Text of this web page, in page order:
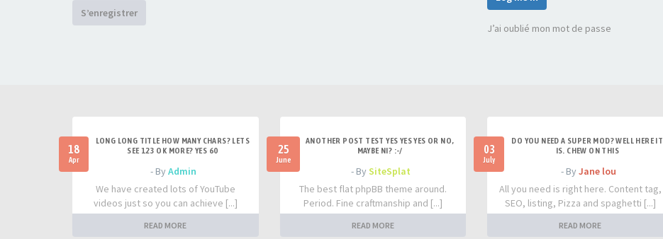
S’enregistrer
J’ai oublié mon mot de passe
18
Apr
LONG LONG TITLE HOW MANY CHARS? LETS
SEE 123 OK MORE? YES 60
- ByAdmin
We have created lots of YouTube
videos just so you can achieve [...]
READ MORE
25
June
ANOTHER POST TEST YES YES YES OR NO,
MAYBE NI? :-/
- BySiteSplat
The best flat phpBB theme around.
Period. Fine craftmanship and [...]
READ MORE
03
July
DO YOU NEED A SUPER MOD? WELL HERE IT
IS. CHEW ON THIS
- By Jane lou
All you need is right here. Content tag,
SEO, listing, Pizza and spaghetti [...]
READ MORE